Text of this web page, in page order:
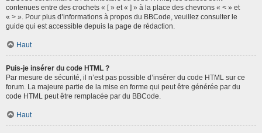
contenues entre des crochets « [ » et « ] » à la place des chevrons « < » et
« > ». Pour plus d’informations à propos du BBCode, veuillez consulter le
guide qui est accessible depuis la page de rédaction.
Haut
Puis-je insérer du code HTML ?
Par mesure de sécurité, il n’est pas possible d’insérer du code HTML sur ce
forum. La majeure partie de la mise en forme qui peut être générée par du
code HTML peut être remplacée par du BBCode.
Haut